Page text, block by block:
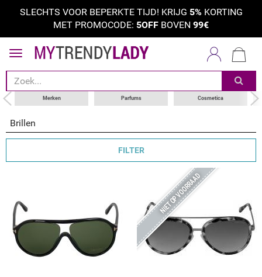
SLECHTS VOOR BEPERKTE TIJD! KRIJG 5%KORTING
MET PROMOCODE: 5OFF BOVEN 99€
Merken Parfums Cosmetica
Brillen
sorteer op
categorie
merken
FILTER
NIET OP VOORRAAD